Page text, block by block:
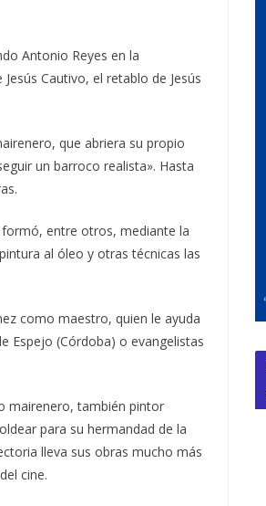
Antonio Reyes en la
Cautivo, el retablo de Jesús
que abriera su propio
un barroco realista». Hasta
entre otros, mediante la
al óleo y otras técnicas las
como maestro, quien le ayuda
Espejo (Córdoba) o evangelistas
mairenero, también pintor
para su hermandad de la
lleva sus obras mucho más
cine.